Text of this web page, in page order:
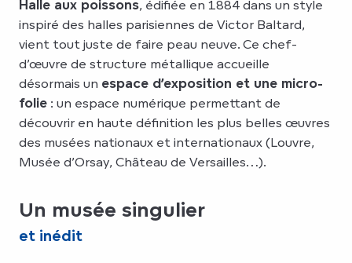
Halle aux poissons, édifiée en 1884 dans un style
inspiré des halles parisiennes de Victor Baltard,
vient tout juste de faire peau neuve. Ce chef-
d’œuvre de structure métallique accueille
désormais un espace d’exposition et une micro-
folie : un espace numérique permettant de
découvrir en haute définition les plus belles œuvres
des musées nationaux et internationaux (Louvre,
Musée d’Orsay, Château de Versailles…).
Un musée singulier
et inédit